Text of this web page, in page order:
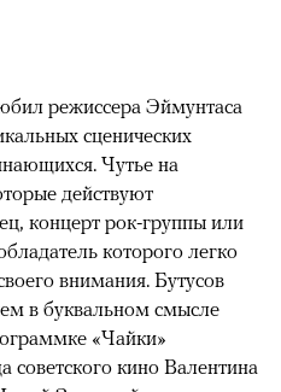
режиссера Эймунтаса
сценических
Чутье на
действуют
концерт рок-группы или
которого легко
внимания. Бутусов
в буквальном смысле
«Чайки»
советского кино Валентина